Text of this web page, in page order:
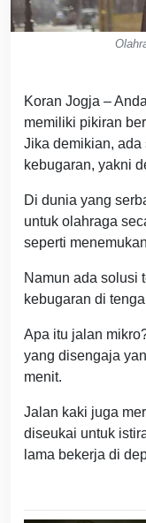
Koran Jogja –
memiliki pikiran
Jika demikian, ada
kebugaran, yakni
Di dunia yang
untuk olahraga
seperti
Namun ada solusi
kebugaran di
Apa itu jalan
yang disengaja
menit.
Jalan kaki juga
diseukai untuk
lama bekerja di